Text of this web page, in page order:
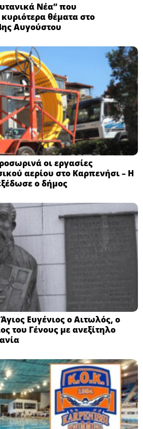
Νέα” που
θέματα στο
Αυγούστου
οι εργασίες
αερίου στο Καρπενήσι – Η
ο δήμος
Ευγένιος ο Αιτωλός, ο
του Γένους με ανεξίτηλο